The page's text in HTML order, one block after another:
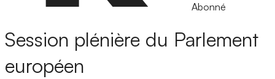
Abonné
Session plénière du Parlement
européen